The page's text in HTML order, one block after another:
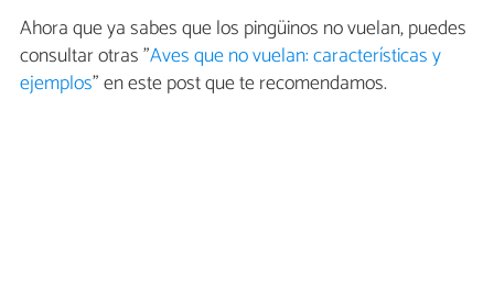
Ahora que ya sabes que los pingüinos no vuelan, puedes
consultar otras "Aves que no vuelan: características y
ejemplos" en este post que te recomendamos.